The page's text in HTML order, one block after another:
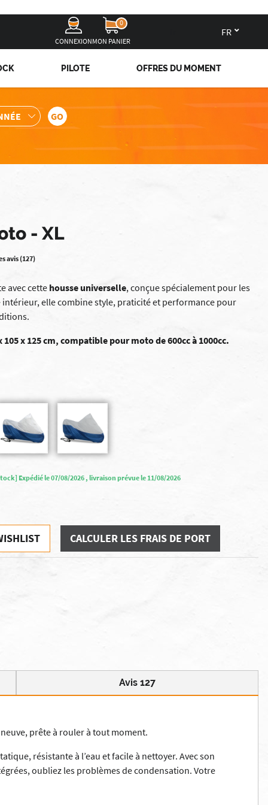
CONNEXION
0
MON PANIER
PILOTE OFFRES DU MOMENT
- XL
avis (127)
avec cette housse universelle, conçue spécialement pour les
elle combine style, praticité et performance pour
x 125 cm, compatible pour moto de 600cc à 1000cc.
Expédié le 07/08/2026 , livraison prévue le 11/08/2026
CALCULER LES FRAIS DE PORT
Avis 127
prête à rouler à tout moment.
résistante à l’eau et facile à nettoyer. Avec son
oubliez les problèmes de condensation. Votre